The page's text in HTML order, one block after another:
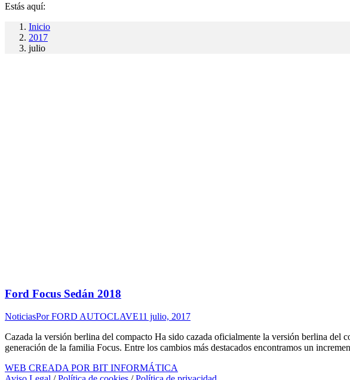
Estás aquí:
Inicio
2017
julio
Ford Focus Sedán 2018
NoticiasPorFORD AUTOCLAVE11 julio, 2017
Cazada la versión berlina del compacto Ha sido cazada oficialmente la versión berlina del
generación de la familia Focus. Entre los cambios más destacados encontramos un
WEB CREADA POR BIT INFORMÁTICA